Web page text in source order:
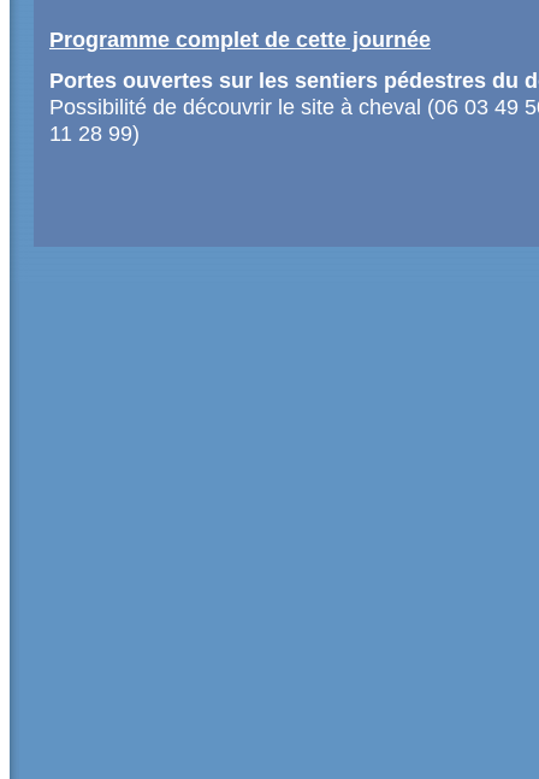
Programme complet de cette journée
Portes ouvertes sur les sentiers pédestres du
Possibilité de découvrir le site à cheval (06 03 49
11 28 99)